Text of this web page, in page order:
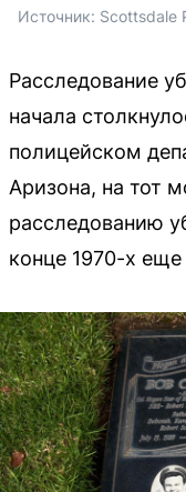
Источник: Scottsdale
Расследование
начала
полицейском
Аризона, на тот
расследованию
конце 1970-х